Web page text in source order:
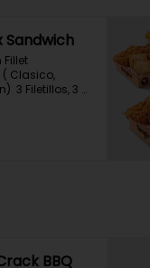
Sandwich
Fillet
( Clasico,
3 Filetillos, 3
BBQ